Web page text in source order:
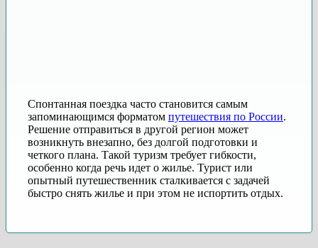
Спонтанная поездка часто становится самым
запоминающимся форматом путешествия по России.
Решение отправиться в другой регион может
возникнуть внезапно, без долгой подготовки и
четкого плана. Такой туризм требует гибкости,
особенно когда речь идет о жилье. Турист или
опытный путешественник сталкивается с задачей
быстро снять жилье и при этом не испортить отдых.